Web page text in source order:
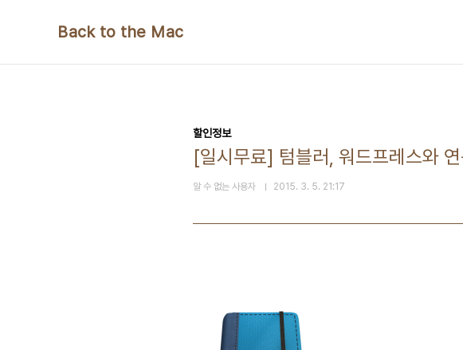
Back to the Mac
할인정보
[일시무료] 텀블러, 워드프레스와
알 수 없는 사용자 2015. 3. 5. 21:17